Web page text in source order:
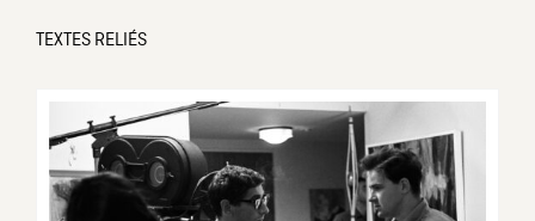
TEXTES RELIÉS